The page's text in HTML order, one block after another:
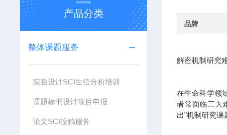
产品分类
整体课题服务
实验设计SCI生信分析培训
课题标书设计项目申报
论文SCI投稿服务
品牌
解密机制研究
在生命科学领
者常面临三大
出"机制研究课